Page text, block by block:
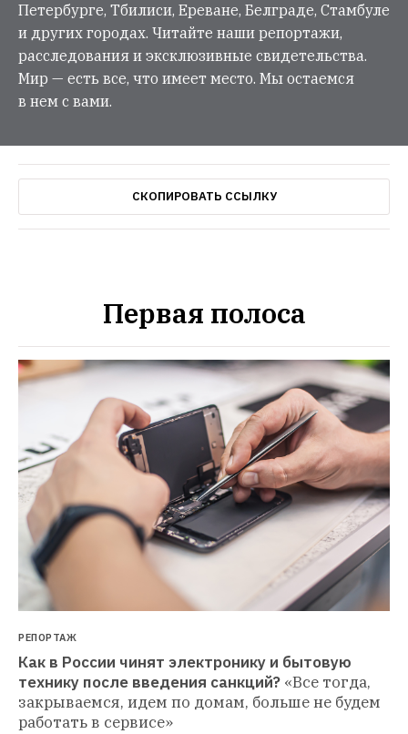
Петербурге, Тбилиси, Ереване, Белграде, Стамбуле
и других городах. Читайте наши репортажи,
расследования и эксклюзивные свидетельства.
Мир — есть все, что имеет место. Мы остаемся
в нем с вами.
СКОПИРОВАТЬ ССЫЛКУ
Первая полоса
РЕПОРТАЖ
Как в России чинят электронику и бытовую
технику после введения санкций? «Все тогда,
закрываемся, идем по домам, больше не будем
работать в сервисе»